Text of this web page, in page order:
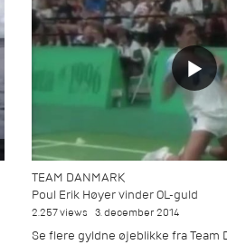
TEAM DANMARK
Poul Erik Høyer vinder OL-guld
2.257 views 3. december 2014
Se flere gyldne øjeblikke fra Team